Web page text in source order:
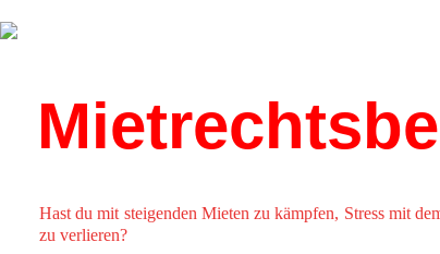
Hast du mit steigenden Mieten zu kämpfen, Stress mit
zu verlieren?